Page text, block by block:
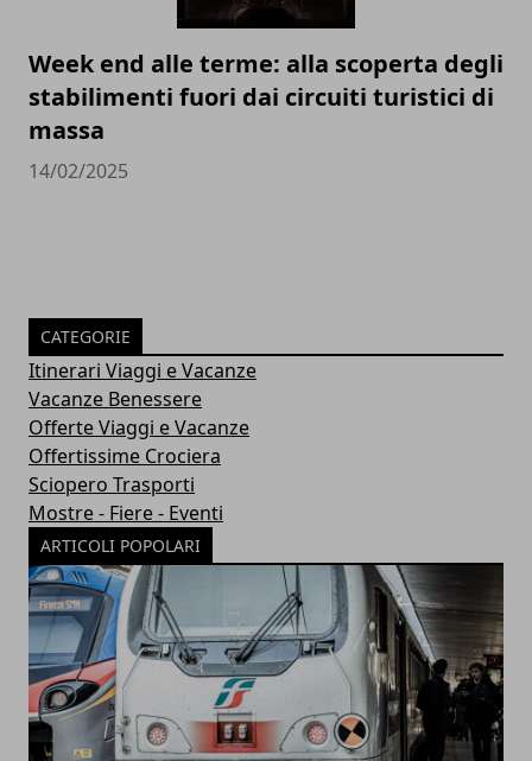
Week end alle terme: alla scoperta degli
stabilimenti fuori dai circuiti turistici di
massa
14/02/2025
CATEGORIE
Itinerari Viaggi e Vacanze
Vacanze Benessere
Offerte Viaggi e Vacanze
Offertissime Crociera
Sciopero Trasporti
Mostre - Fiere - Eventi
ARTICOLI POPOLARI